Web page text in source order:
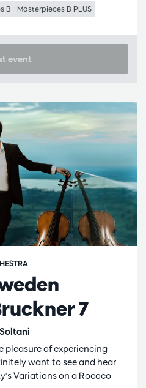
B Masterpieces B PLUS
event
7
pleasure of experiencing
want to see and hear
Variations on a Rococo